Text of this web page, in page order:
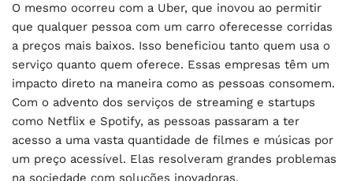
O mesmo ocorreu com a Uber, que inovou ao permitir
que qualquer pessoa com um carro oferecesse corridas
a preços mais baixos. Isso beneficiou tanto quem usa o
serviço quanto quem oferece. Essas empresas têm um
impacto direto na maneira como as pessoas consomem.
Com o advento dos serviços de streaming e startups
como Netflix e Spotify, as pessoas passaram a ter
acesso a uma vasta quantidade de filmes e músicas por
um preço acessível. Elas resolveram grandes problemas
na sociedade com soluções inovadoras.